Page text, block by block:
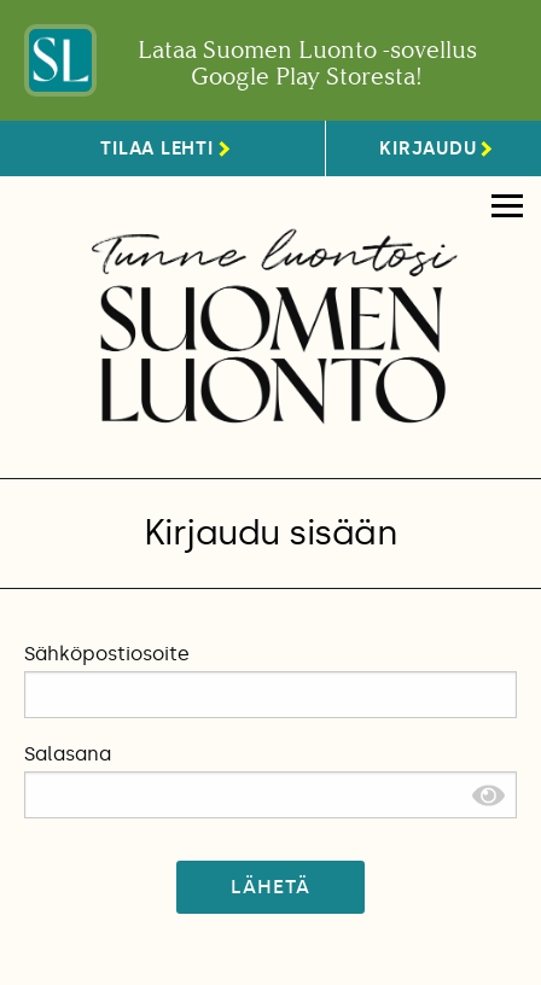
Lataa Suomen Luonto -sovellus
Google Play Storesta!
TILAA LEHTI KIRJAUDU
Kirjaudu sisään
Sähköpostiosoite
Salasana
LÄHETÄ